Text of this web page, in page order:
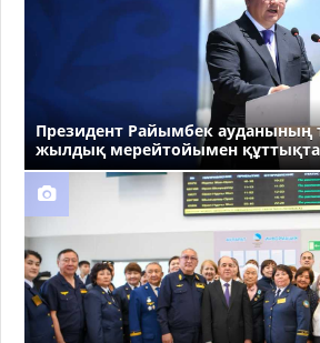
Президент Райымбек ауданының
жылдық мерейтойымен